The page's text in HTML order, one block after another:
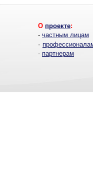
О проекте:
- частным лицам
-
- партнерам